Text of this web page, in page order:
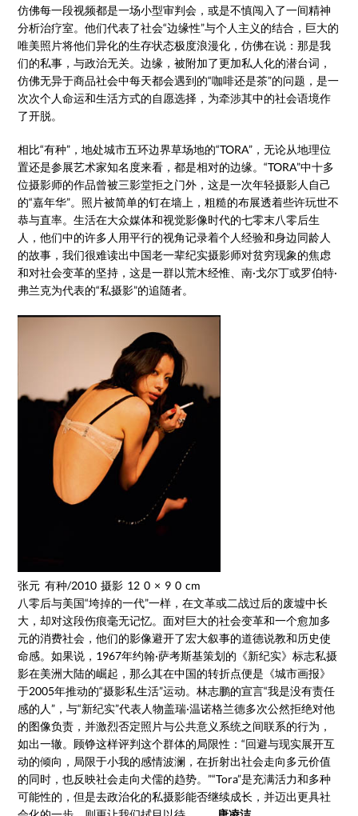
仿佛每一段视频都是一场小型审判会，或是不慎闯入了一间精神
分析治疗室。他们代表了社会“边缘性”与个人主义的结合，巨大的
唯美照片将他们异化的生存状态极度浪漫化，仿佛在说：那是我
们的私事，与政治无关。边缘，被附加了更加私人化的潜台词，
仿佛无异于商品社会中每天都会遇到的“咖啡还是茶”的问题，是一
次次个人命运和生活方式的自愿选择，为牵涉其中的社会语境作
了开脱。
相比“有种”，地处城市五环边界草场地的“TORA”，无论从地理位
置还是参展艺术家知名度来看，都是相对的边缘。“TORA”中十多
位摄影师的作品曾被三影堂拒之门外，这是一次年轻摄影人自己
的“嘉年华”。照片被简单的钉在墙上，粗糙的布展透着些许玩世不
恭与直率。生活在大众媒体和视觉影像时代的七零末八零后生
人，他们中的许多人用平行的视角记录着个人经验和身边同龄人
的故事，我们很难读出中国老一辈纪实摄影师对贫穷现象的焦虑
和对社会变革的坚持，这是一群以荒木经惟、南·戈尔丁或罗伯特·
弗兰克为代表的“私摄影”的追随者。
张元 有种/2010 摄影 12 0 × 9 0 cm
八零后与美国“垮掉的一代”一样，在文革或二战过后的废墟中长
大，却对这段伤痕毫无记忆。面对巨大的社会变革和一个愈加多
元的消费社会，他们的影像避开了宏大叙事的道德说教和历史使
命感。如果说，1967年约翰·萨考斯基策划的《新纪实》标志私摄
影在美洲大陆的崛起，那么其在中国的转折点便是《城市画报》
于2005年推动的“摄影私生活”运动。林志鹏的宣言“我是没有责任
感的人”，与“新纪实”代表人物盖瑞·温诺格兰德多次公然拒绝对他
的图像负责，并激烈否定照片与公共意义系统之间联系的行为，
如出一辙。顾铮这样评判这个群体的局限性：“回避与现实展开互
动的倾向，局限于小我的感情波澜，在折射出社会走向多元价值
的同时，也反映社会走向犬儒的趋势。”“Tora”是充满活力和多种
可能性的，但是去政治化的私摄影能否继续成长，并迈出更具社